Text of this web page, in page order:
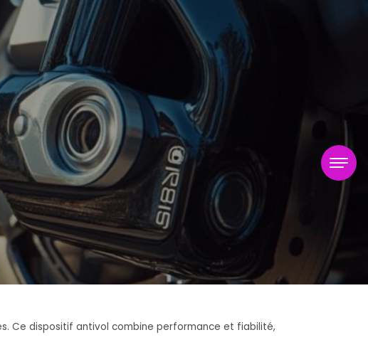
Ce dispositif antivol combine performance et fiabilité,